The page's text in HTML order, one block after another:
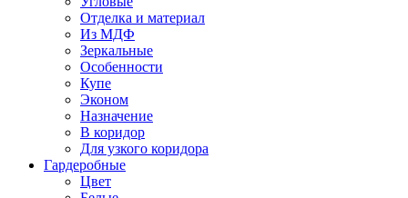
Отделка и материал
Из МДФ
Зеркальные
Особенности
Купе
Эконом
Назначение
В коридор
Для узкого коридора
Гардеробные
Цвет